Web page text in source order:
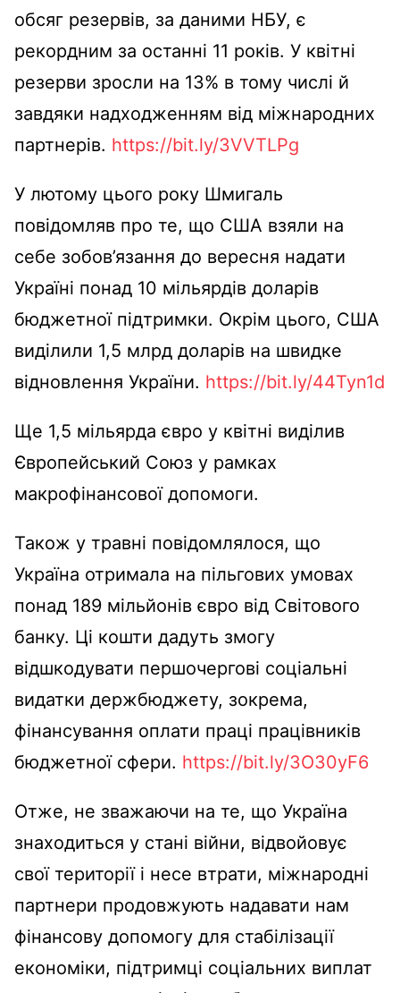
обсяг резервів, за даними НБУ, є
рекордним за останні 11 років. У квітні
резерви зросли на 13% в тому числі й
завдяки надходженням від міжнародних
партнерів. https://bit.ly/3VVTLPg
У лютому цього року Шмигаль
повідомляв про те, що США взяли на
себе зобов’язання до вересня надати
Україні понад 10 мільярдів доларів
бюджетної підтримки. Окрім цього, США
виділили 1,5 млрд доларів на швидке
відновлення України. https://bit.ly/44Tyn1d
Ще 1,5 мільярда євро у квітні виділив
Європейський Союз у рамках
макрофінансової допомоги.
Також у травні повідомлялося, що
Україна отримала на пільгових умовах
понад 189 мільйонів євро від Світового
банку. Ці кошти дадуть змогу
відшкодувати першочергові соціальні
видатки держбюджету, зокрема,
фінансування оплати праці працівників
бюджетної сфери. https://bit.ly/3O30yF6
Отже, не зважаючи на те, що Україна
знаходиться у стані війни, відвойовує
свої території і несе втрати, міжнародні
партнери продовжують надавати нам
фінансову допомогу для стабілізації
економіки, підтримці соціальних виплат